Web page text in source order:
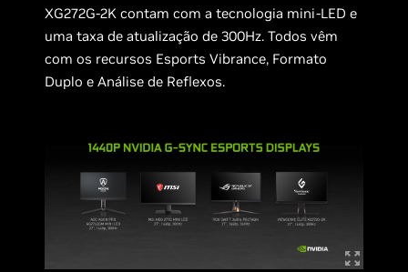
XG272G-2K contam com a tecnologia mini-LED e
uma taxa de atualização de 300Hz. Todos vêm
com os recursos Esports Vibrance, Formato
Duplo e Análise de Reflexos.